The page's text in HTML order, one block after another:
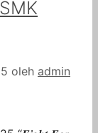
oleh admin